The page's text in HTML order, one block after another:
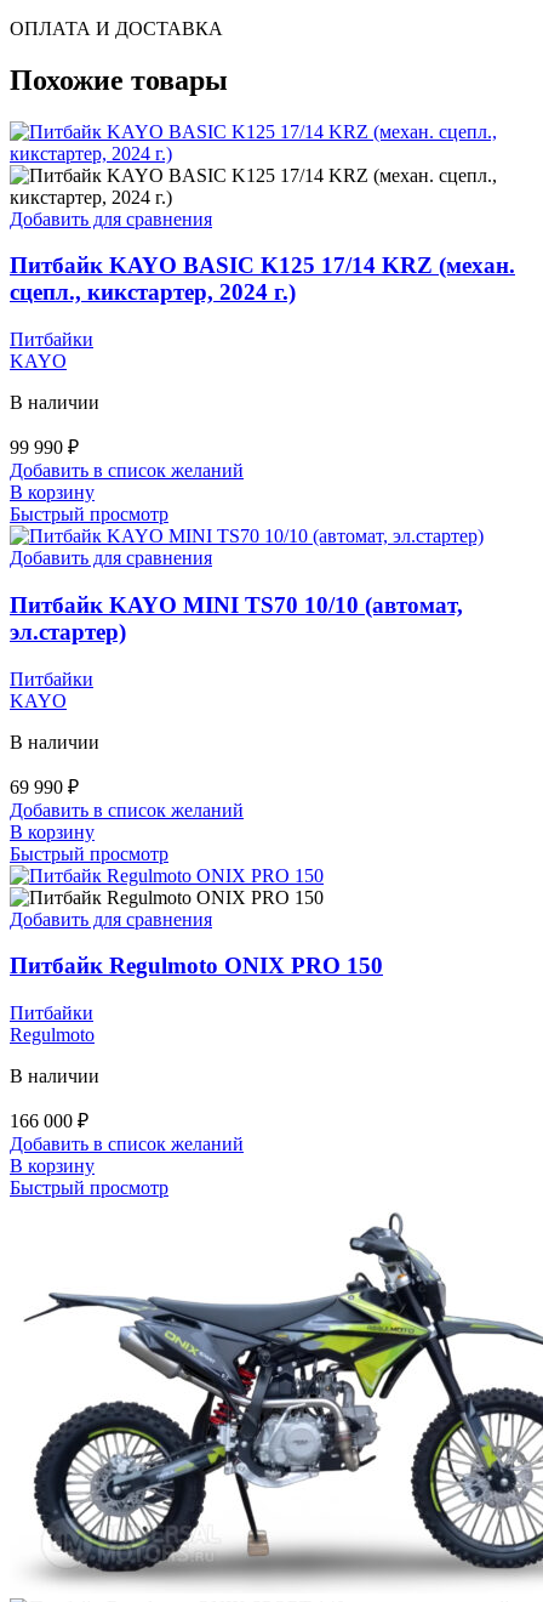
ОПЛАТА И ДОСТАВКА
Похожие товары
Добавить для сравнения
Питбайк KAYO BASIC K125 17/14 KRZ (механ.
сцепл., кикстартер, 2024 г.)
Питбайки
KAYO
В наличии
99 990 ₽
Добавить в список желаний
В корзину
Быстрый просмотр
Добавить для сравнения
Питбайк KAYO MINI TS70 10/10 (автомат,
эл.стартер)
Питбайки
KAYO
В наличии
69 990 ₽
Добавить в список желаний
В корзину
Быстрый просмотр
Добавить для сравнения
Питбайк Regulmoto ONIX PRO 150
Питбайки
Regulmoto
В наличии
166 000 ₽
Добавить в список желаний
В корзину
Быстрый просмотр